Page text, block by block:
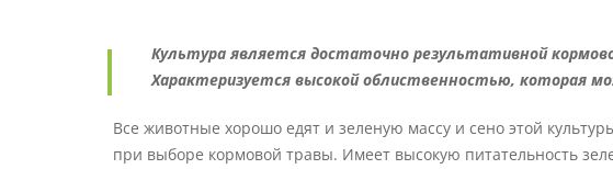
Культура является достаточно результативной
Характеризуется высокой облиственностью, которая
Все животные хорошо едят и зеленую массу и сено этой
при выборе кормовой травы. Имеет высокую питательность